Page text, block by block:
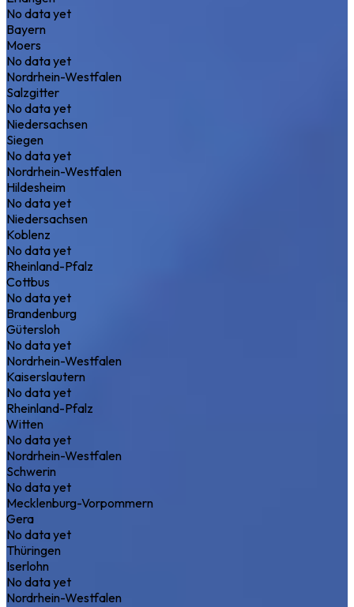
No data yet
Bayern
Moers
No data yet
Nordrhein-Westfalen
Salzgitter
No data yet
Niedersachsen
Siegen
No data yet
Nordrhein-Westfalen
Hildesheim
No data yet
Niedersachsen
Koblenz
No data yet
Rheinland-Pfalz
Cottbus
No data yet
Brandenburg
Gütersloh
No data yet
Nordrhein-Westfalen
Kaiserslautern
No data yet
Rheinland-Pfalz
Witten
No data yet
Nordrhein-Westfalen
Schwerin
No data yet
Mecklenburg-Vorpommern
Gera
No data yet
Thüringen
Iserlohn
No data yet
Nordrhein-Westfalen